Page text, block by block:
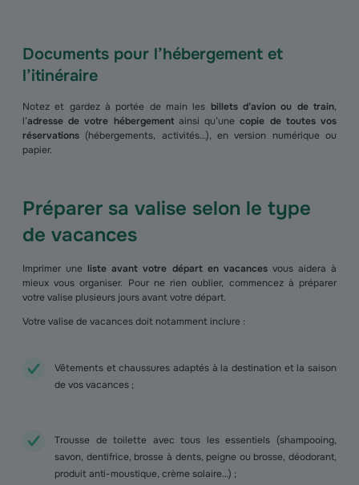
Documents pour l’hébergement et
l’itinéraire
Notez et gardez à portée de main les billets d’avion ou de train,
l’adresse de votre hébergementainsi qu’unecopie de toutes vos
réservations (hébergements, activités…), en version numérique ou
papier.
Préparer sa valise selon le type
de vacances
Imprimer uneliste avant votre départ en vacances vous aidera à
mieux vous organiser. Pour ne rien oublier, commencez à préparer
votre valise plusieurs jours avant votre départ.
Votre valise de vacances doit notamment inclure :
Vêtements et chaussures adaptés à la destination et la saison
de vos vacances ;
Trousse de toilette avec tous les essentiels (shampooing,
savon, dentifrice, brosse à dents, peigne ou brosse, déodorant,
produit anti-moustique, crème solaire…) ;